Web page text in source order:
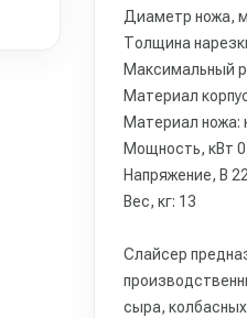
Диаметр ножа,
Толщина
Максимальный
Материал
Материал
Мощность, кВт
Напряжение, В
Вес, кг: 13
Слайсер
сыра,